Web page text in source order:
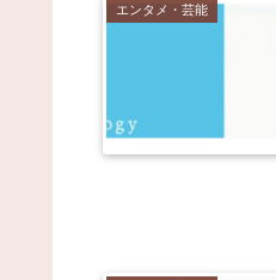
エンタメ・芸能